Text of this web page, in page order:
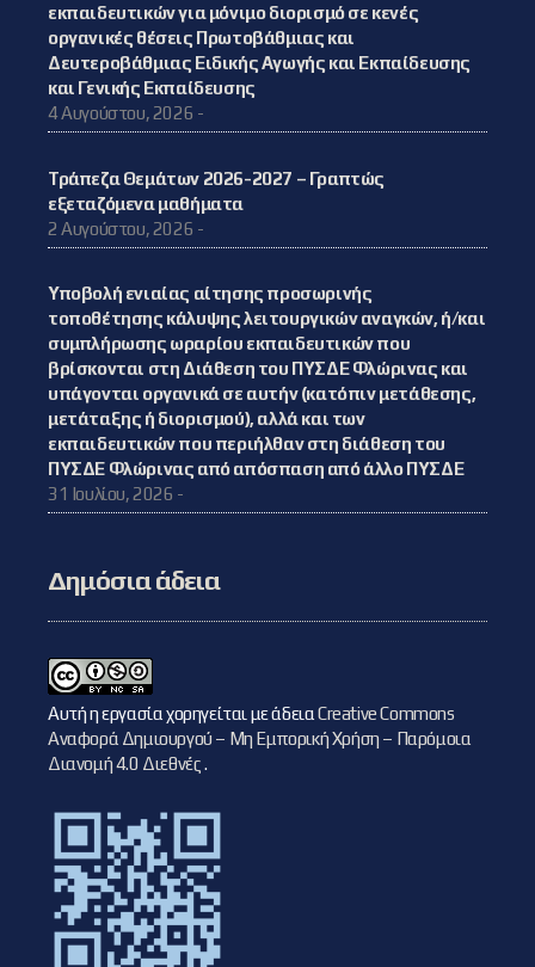
εκπαιδευτικών για μόνιμο διορισμό σε κενές
οργανικές θέσεις Πρωτοβάθμιας και
Δευτεροβάθμιας Ειδικής Αγωγής και Εκπαίδευσης
και Γενικής Εκπαίδευσης
4 Αυγούστου, 2026 -
Τράπεζα Θεμάτων 2026-2027 – Γραπτώς
εξεταζόμενα μαθήματα
2 Αυγούστου, 2026 -
Υποβολή ενιαίας αίτησης προσωρινής
τοποθέτησης κάλυψης λειτουργικών αναγκών, ή/και
συμπλήρωσης ωραρίου εκπαιδευτικών που
βρίσκονται στη Διάθεση του ΠΥΣΔΕ Φλώρινας και
υπάγονται οργανικά σε αυτήν (κατόπιν μετάθεσης,
μετάταξης ή διορισμού), αλλά και των
εκπαιδευτικών που περιήλθαν στη διάθεση του
ΠΥΣΔΕ Φλώρινας από απόσπαση από άλλο ΠΥΣΔΕ
31 Ιουλίου, 2026 -
Δημόσια άδεια
Αυτή η εργασία χορηγείται με άδειαCreative Commons
Αναφορά Δημιουργού – Μη Εμπορική Χρήση – Παρόμοια
Διανομή 4.0 Διεθνές.